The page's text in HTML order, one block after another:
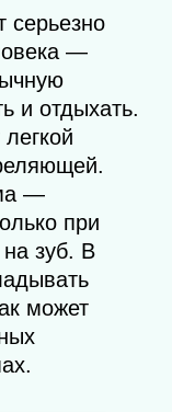
серьезно
—
и отдыхать.
—
при
зуб. В
может